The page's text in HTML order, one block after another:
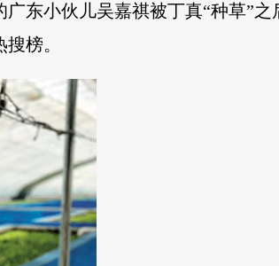
东小伙儿吴嘉祺被丁真“种草”之
榜。